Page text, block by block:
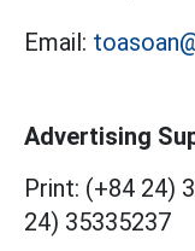
Email:
Advertising
Print: (+84 24)
24) 35335237